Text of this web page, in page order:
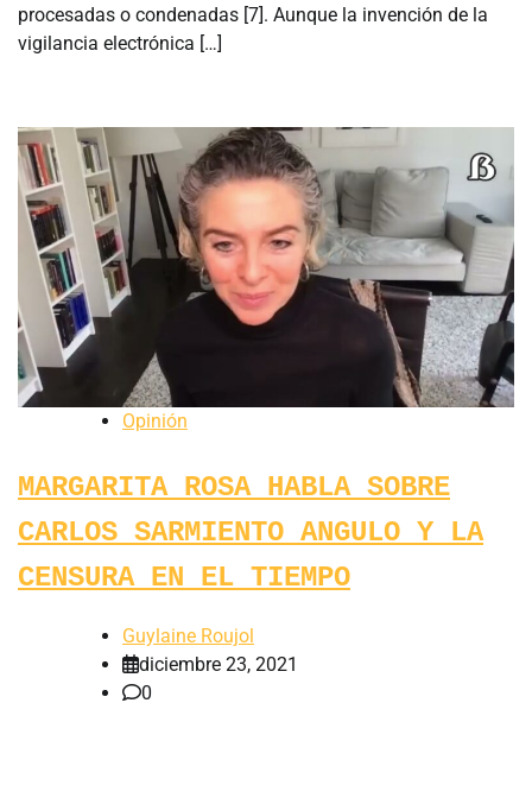
procesadas o condenadas [7]. Aunque la invención de la
vigilancia electrónica […]
Opinión
MARGARITA ROSA HABLA SOBRE
CARLOS SARMIENTO ANGULO Y LA
CENSURA EN EL TIEMPO
Guylaine Roujol
diciembre 23, 2021
0